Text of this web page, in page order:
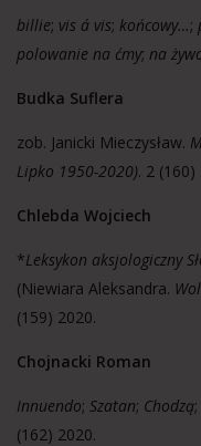
billie; vis á vis; końcowy…;
polowanie na ćmy; na
Budka Suflera
zob. Janicki Mieczysław.
Lipko 1950-2020). 2 (160)
Chlebda Wojciech
*Leksykon aksjologiczny
(Niewiara Aleksandra.
(159) 2020.
Chojnacki Roman
Innuendo; Szatan; Chodzą;
(162) 2020.